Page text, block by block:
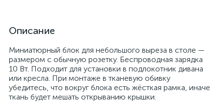
Описание
Миниатюрный блок для небольшого выреза в столе —
размером с обычную розетку. Беспроводная зарядка
10 Вт. Подходит для установки в подлокотник дивана
или кресла. При монтаже в тканевую обивку
убедитесь, что вокруг блока есть жёсткая рамка, иначе
ткань будет мешать открыванию крышки.